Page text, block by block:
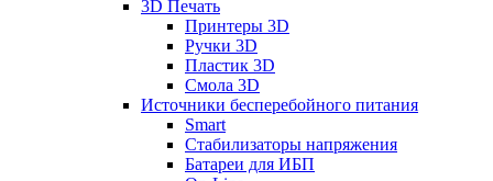
3D Печать
Принтеры 3D
Ручки 3D
Пластик 3D
Смола 3D
Источники бесперебойного питания
Smart
Стабилизаторы напряжения
Батареи для ИБП